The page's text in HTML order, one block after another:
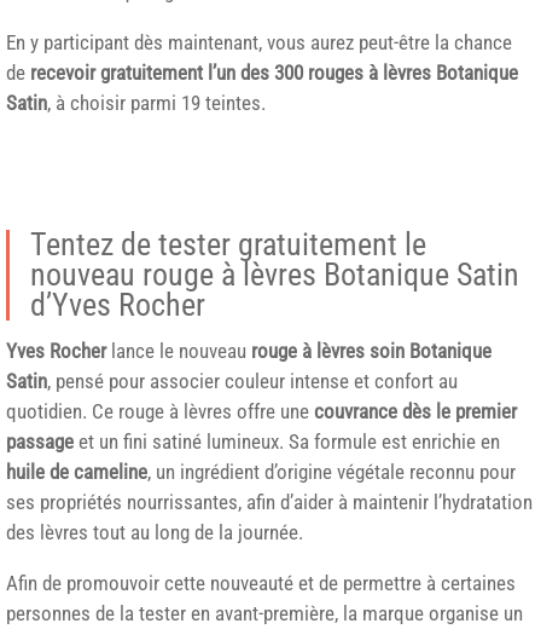
En y participant dès maintenant, vous aurez peut-être la chance
de recevoir gratuitement l’un des 300 rouges à lèvres Botanique
Satin, à choisir parmi 19 teintes.
Tentez de tester gratuitement le
nouveau rouge à lèvres Botanique Satin
d’Yves Rocher
Yves Rocherlance le nouveau rouge à lèvres soin Botanique
Satin, pensé pour associer couleur intense et confort au
quotidien. Ce rouge à lèvres offre une couvrance dès le premier
passage et un fini satiné lumineux. Sa formule est enrichie en
huile de cameline, un ingrédient d’origine végétale reconnu pour
ses propriétés nourrissantes, afin d’aider à maintenir l’hydratation
des lèvres tout au long de la journée.
Afin de promouvoir cette nouveauté et de permettre à certaines
personnes de la tester en avant-première, la marque organise un